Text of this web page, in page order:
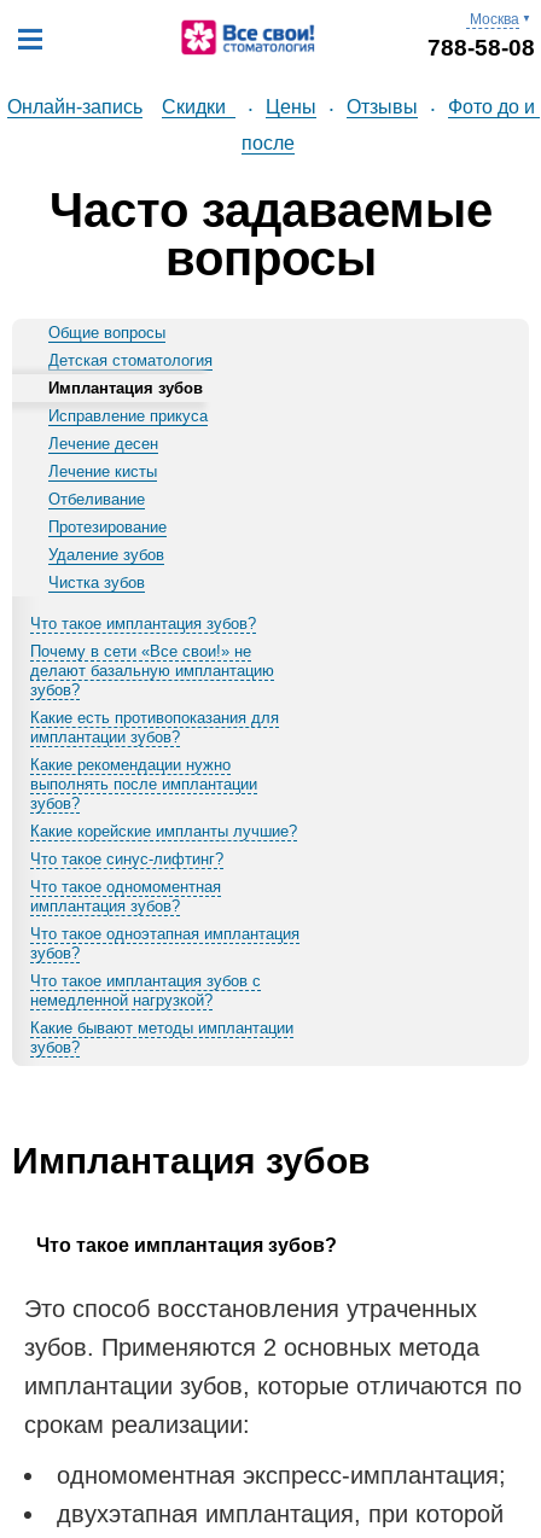
▼
Москва
788-58-08
Онлайн-запись Скидки • Цены • Отзывы •
Фото до и
после
Часто задаваемые
вопросы
Общие вопросы
Детская стоматология
Имплантация зубов
Исправление прикуса
Лечение десен
Лечение кисты
Отбеливание
Протезирование
Удаление зубов
Чистка зубов
Что такое имплантация зубов?
Почему в сети «Все свои!» не
делают базальную имплантацию
зубов?
Какие есть противопоказания для
имплантации зубов?
Какие рекомендации нужно
выполнять после имплантации
зубов?
Какие корейские импланты лучшие?
Что такое синус-лифтинг?
Что такое одномоментная
имплантация зубов?
Что такое одноэтапная имплантация
зубов?
Что такое имплантация зубов с
немедленной нагрузкой?
Какие бывают методы имплантации
зубов?
Имплантация зубов
Что такое имплантация зубов?
Это способ восстановления утраченных
зубов. Применяются 2 основных метода
имплантации зубов, которые отличаются по
срокам реализации:
одномоментная экспресс-имплантация;
двухэтапная имплантация, при которой